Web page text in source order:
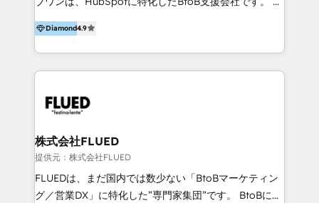
50% più alto tra i nostri clienti rispetto le altre
aziende. Lavoriamo con aziende B2B tra i 5 e i 35
massimizzare il ritorno sugli investimenti.
ーコードCMS構築、CRM／MA／SFAの設計・運用、他
システムAPI連携・開発、営業定着支援、カスタマーサ
クセス体制の設計まで、ワンストップ完結できる支援体
制を整えています。 HubSpotの導入支援だけでなく、
ナリオ設計まで含めてご提案。「導入して終わり」では
と。それが、ハブワンのスタンスです。 また、
HubSpotはもちろん、ferret One、WordPress、
Movable Type（Power CMS）などの各種CMSを活用
し、延べ100社以上のBtoB企業のサイト制作経験をもと
Diamond4.9
株式会社FLUED
提供元：株式会社FLUED
FLUEDは、まだ国内では数少ない「BtoBマーケティン
グ／営業DX」に特化した”専門家集団”です。 BtoBに特